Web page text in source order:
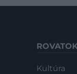
Kultúra